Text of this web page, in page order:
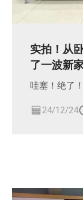
实拍！从
了一波新
哇塞！绝了
24/12/24